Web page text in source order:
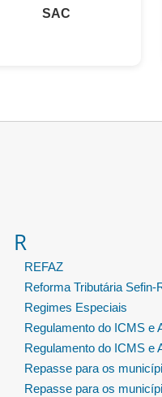
SAC
R
REFAZ
Reforma Tributária Sefin-
Regimes Especiais
Regulamento do ICMS e
Regulamento do ICMS e
Repasse para os
Repasse para os